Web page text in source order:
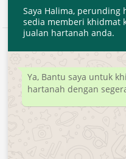
Saya Halima, perunding
sedia memberi khidmat
jualan hartanah anda.
Ya, Bantu saya untuk
hartanah dengan